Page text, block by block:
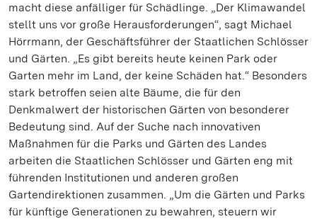
macht diese anfälliger für Schädlinge. „Der Klimawandel
stellt uns vor große Herausforderungen“, sagt Michael
Hörrmann, der Geschäftsführer der Staatlichen Schlösser
und Gärten. „Es gibt bereits heute keinen Park oder
Garten mehr im Land, der keine Schäden hat.“ Besonders
stark betroffen seien alte Bäume, die für den
Denkmalwert der historischen Gärten von besonderer
Bedeutung sind. Auf der Suche nach innovativen
Maßnahmen für die Parks und Gärten des Landes
arbeiten die Staatlichen Schlösser und Gärten eng mit
führenden Institutionen und anderen großen
Gartendirektionen zusammen. „Um die Gärten und Parks
für künftige Generationen zu bewahren, steuern wir